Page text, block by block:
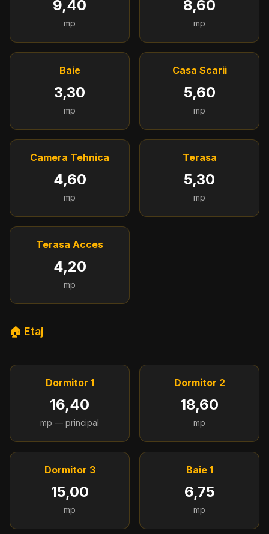
9,40
mp
8,60
mp
Baie
3,30
mp
Casa Scarii
5,60
mp
Camera Tehnica
4,60
mp
Terasa
5,30
mp
Terasa Acces
4,20
mp
🏠 Etaj
Dormitor 1
16,40
mp — principal
Dormitor 2
18,60
mp
Dormitor 3
15,00
mp
Baie 1
6,75
mp